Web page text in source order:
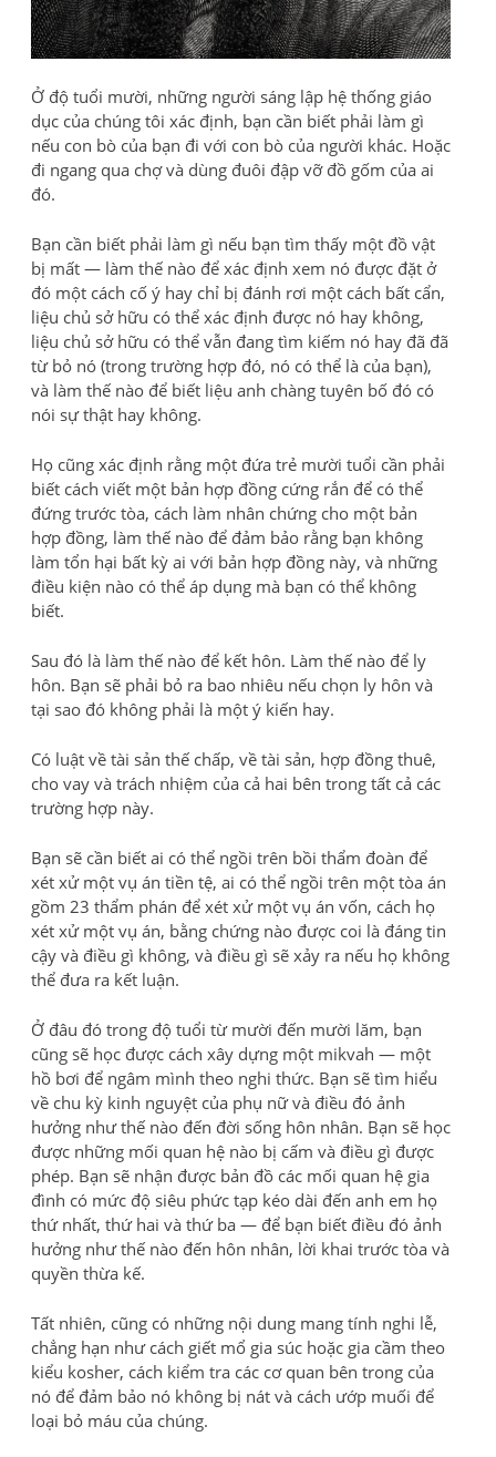
Ở độ tuổi mười, những người sáng lập hệ thống giáo
dục của chúng tôi xác định, bạn cần biết phải làm gì
nếu con bò của bạn đi với con bò của người khác. Hoặc
đi ngang qua chợ và dùng đuôi đập vỡ đồ gốm của ai
đó.
Bạn cần biết phải làm gì nếu bạn tìm thấy một đồ vật
bị mất — làm thế nào để xác định xem nó được đặt ở
đó một cách cố ý hay chỉ bị đánh rơi một cách bất cẩn,
liệu chủ sở hữu có thể xác định được nó hay không,
liệu chủ sở hữu có thể vẫn đang tìm kiếm nó hay đã đã
từ bỏ nó (trong trường hợp đó, nó có thể là của bạn),
và làm thế nào để biết liệu anh chàng tuyên bố đó có
nói sự thật hay không.
Họ cũng xác định rằng một đứa trẻ mười tuổi cần phải
biết cách viết một bản hợp đồng cứng rắn để có thể
đứng trước tòa, cách làm nhân chứng cho một bản
hợp đồng, làm thế nào để đảm bảo rằng bạn không
làm tổn hại bất kỳ ai với bản hợp đồng này, và những
điều kiện nào có thể áp dụng mà bạn có thể không
biết.
Sau đó là làm thế nào để kết hôn. Làm thế nào để ly
hôn. Bạn sẽ phải bỏ ra bao nhiêu nếu chọn ly hôn và
tại sao đó không phải là một ý kiến ​​hay.
Có luật về tài sản thế chấp, về tài sản, hợp đồng thuê,
cho vay và trách nhiệm của cả hai bên trong tất cả các
trường hợp này.
Bạn sẽ cần biết ai có thể ngồi trên bồi thẩm đoàn để
xét xử một vụ án tiền tệ, ai có thể ngồi trên một tòa án
gồm 23 thẩm phán để xét xử một vụ án vốn, cách họ
xét xử một vụ án, bằng chứng nào được coi là đáng tin
cậy và điều gì không, và điều gì sẽ xảy ra nếu họ không
thể đưa ra kết luận.
Ở đâu đó trong độ tuổi từ mười đến mười lăm, bạn
cũng sẽ học được cách xây dựng một mikvah — một
hồ bơi để ngâm mình theo nghi thức. Bạn sẽ tìm hiểu
về chu kỳ kinh nguyệt của phụ nữ và điều đó ảnh
hưởng như thế nào đến đời sống hôn nhân. Bạn sẽ học
được những mối quan hệ nào bị cấm và điều gì được
phép. Bạn sẽ nhận được bản đồ các mối quan hệ gia
đình có mức độ siêu phức tạp kéo dài đến anh em họ
thứ nhất, thứ hai và thứ ba — để bạn biết điều đó ảnh
hưởng như thế nào đến hôn nhân, lời khai trước tòa và
quyền thừa kế.
Tất nhiên, cũng có những nội dung mang tính nghi lễ,
chẳng hạn như cách giết mổ gia súc hoặc gia cầm theo
kiểu kosher, cách kiểm tra các cơ quan bên trong của
nó để đảm bảo nó không bị nát và cách ướp muối để
loại bỏ máu của chúng.